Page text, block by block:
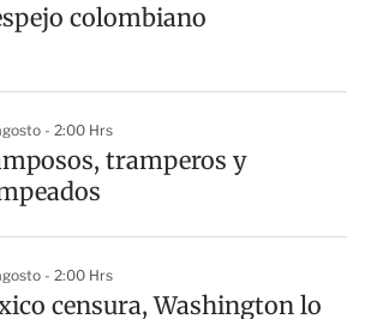
colombiano
- 2:00 Hrs
tramperos y
- 2:00 Hrs
censura, Washington lo